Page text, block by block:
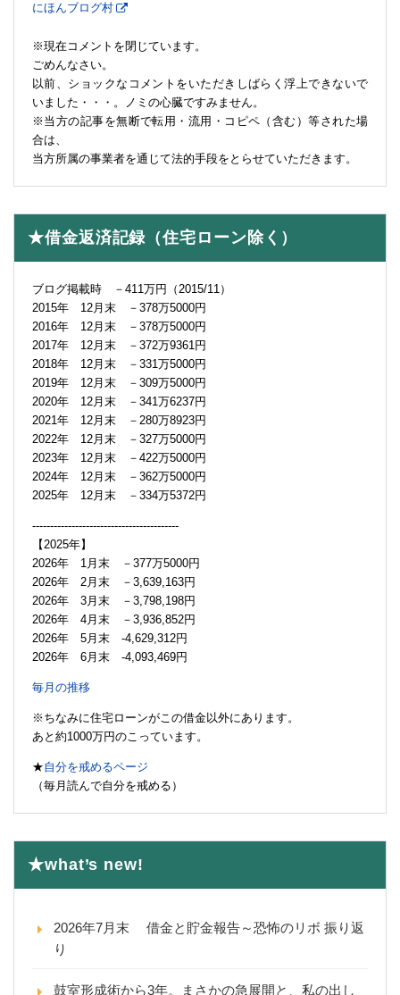
にほんブログ村
※現在コメントを閉じています。
ごめんなさい。
以前、ショックなコメントをいただきしばらく浮上できないで
いました・・・。ノミの心臓ですみません。
※当方の記事を無断で転用・流用・コピペ（含む）等された場
合は、
当方所属の事業者を通じて法的手段をとらせていただきます。
★借金返済記録（住宅ローン除く）
ブログ掲載時 －411万円（2015/11）
2015年 12月末 －378万5000円
2016年 12月末 －378万5000円
2017年 12月末 －372万9361円
2018年 12月末 －331万5000円
2019年 12月末 －309万5000円
2020年 12月末 －341万6237円
2021年 12月末 －280万8923円
2022年 12月末 －327万5000円
2023年 12月末 －422万5000円
2024年 12月末 －362万5000円
2025年 12月末 －334万5372円
-----------------------------------------
【2025年】
2026年 1月末 －377万5000円
2026年 2月末 －3,639,163円
2026年 3月末 －3,798,198円
2026年 4月末 －3,936,852円
2026年 5月末 -4,629,312円
2026年 6月末 -4,093,469円
毎月の推移
※ちなみに住宅ローンがこの借金以外にあります。
あと約1000万円のこっています。
★自分を戒めるページ
（毎月読んで自分を戒める）
★what’s new!
2026年7月末 借金と貯金報告～恐怖のリボ 振り返
り
鼓室形成術から3年。まさかの急展開と、私の出し